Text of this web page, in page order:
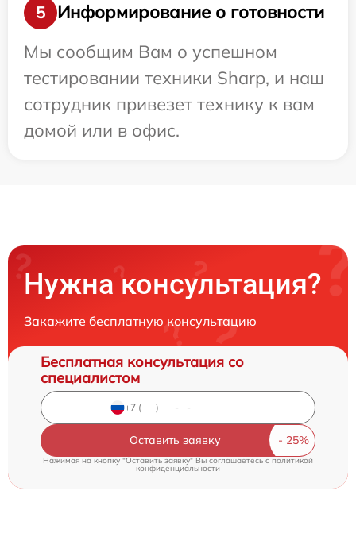
5
Информирование о готовности
Мы сообщим Вам о успешном
тестировании техники Sharp, и наш
сотрудник привезет технику к вам
домой или в офис.
Нужна консультация?
Закажите бесплатную консультацию
Бесплатная консультация со
специалистом
Оставить заявку
Нажимая на кнопку "Оставить заявку" Вы соглашаетесь cполитикой
конфиденциальности